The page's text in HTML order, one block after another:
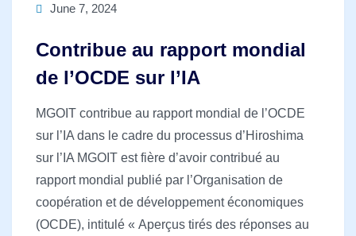
June 7, 2024
Contribue au rapport mondial
de l’OCDE sur l’IA
MGOIT contribue au rapport mondial de l’OCDE
sur l’IA dans le cadre du processus d’Hiroshima
sur l’IA MGOIT est fière d’avoir contribué au
rapport mondial publié par l’Organisation de
coopération et de développement économiques
(OCDE), intitulé « Aperçus tirés des réponses au